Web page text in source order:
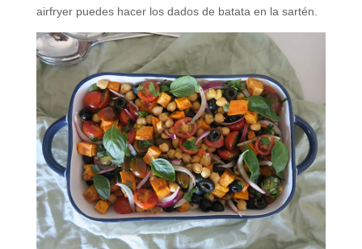
airfryer puedes hacer los dados de batata en la sartén.